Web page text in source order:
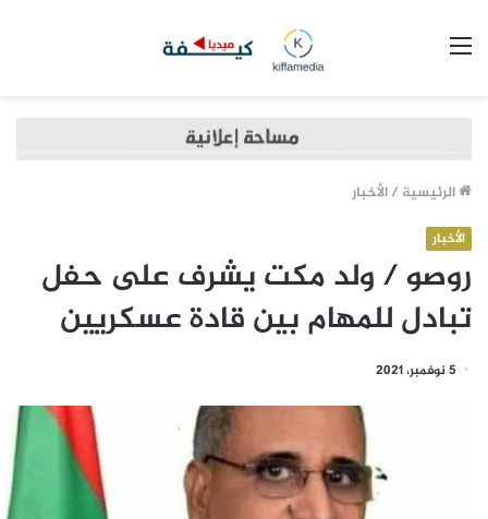
الرئيسية /الأخبار
الأخبار
روصو / ولد مكت يشرف على حفل
تبادل للمهام بين قادة عسكريين
5 نوفمبر، 2021